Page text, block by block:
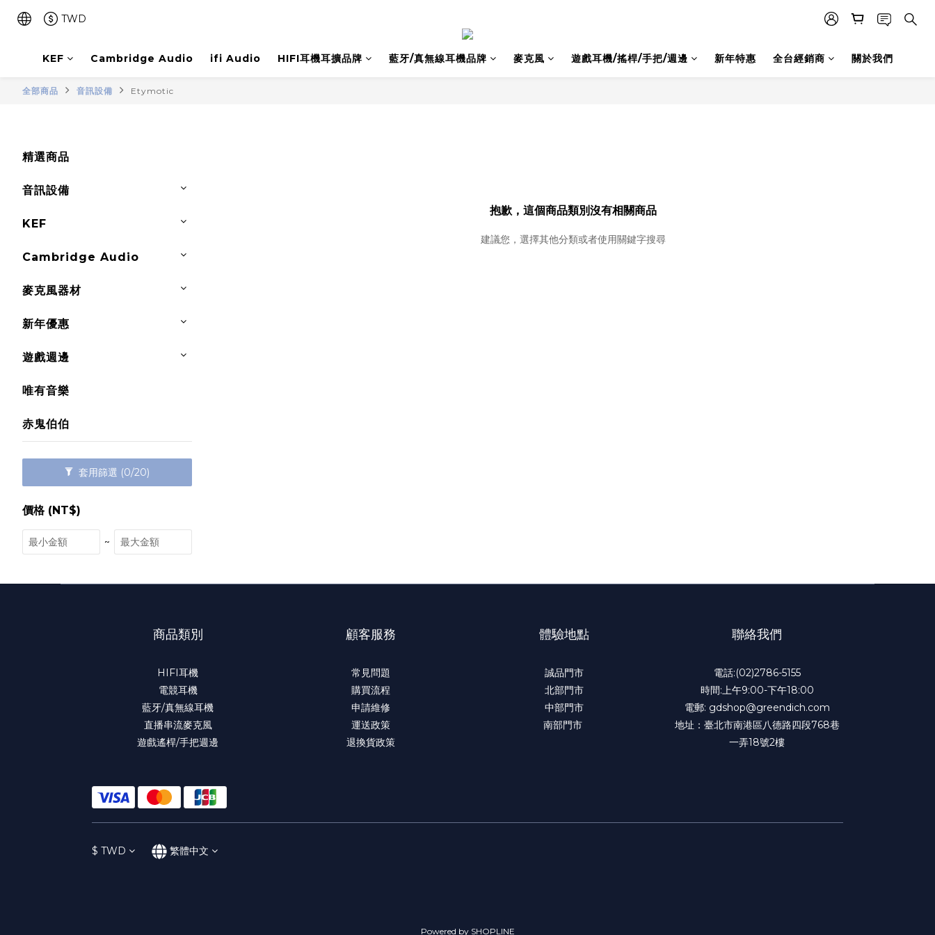
TWD
KEF Cambridge Audio ifi Audio HIFI耳機耳擴品牌 藍牙/真無線耳機品牌 麥克風 遊戲耳機/搖桿/手把/週邊 新年特惠 全台經銷商 關於我們
全部商品 音訊設備 Etymotic
精選商品
音訊設備
KEF
Cambridge Audio
麥克風器材
新年優惠
遊戲週邊
唯有音樂
赤鬼伯伯
套用篩選 (0/20)
價格 (NT$)
~
抱歉，這個商品類別沒有相關商品
建議您，選擇其他分類或者使用關鍵字搜尋
商品類別
HIFI耳機
電競耳機
藍牙/真無線耳機
直播串流麥克風
遊戲遙桿/手把週邊
顧客服務
常見問題
購買流程
申請維修
運送政策
退換貨政策
體驗地點
誠品門市
北部門市
中部門市
南部門市
聯絡我們
電話:(02)2786-5155
時間:上午9:00-下午18:00
電郵: gdshop@greendich.com
地址：臺北市南港區八德路四段768巷
一弄18號2樓
$ TWD 繁體中文
Powered by SHOPLINE